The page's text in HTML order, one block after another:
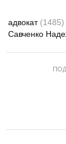
адвокат (1485)
Савченко